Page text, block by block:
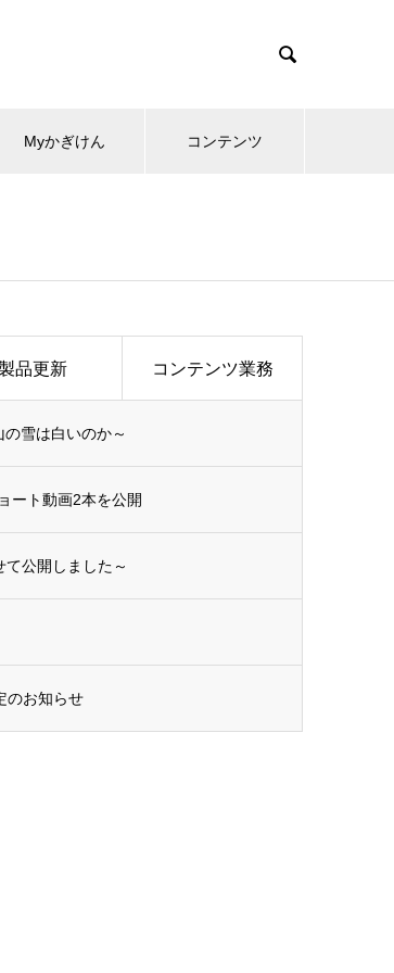

Myかぎけん コンテンツ
品更新 コンテンツ業務
雪は白いのか～
ート動画2本を公開
公開しました～
のお知らせ